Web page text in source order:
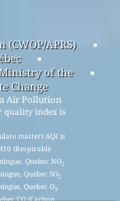
(CWOP/APRS)
of the
Change
Air Pollution
quality index is
matter) AQI is
(Respirable
Quebec NO
Quebec SO
Quebec O
CO (Carbon